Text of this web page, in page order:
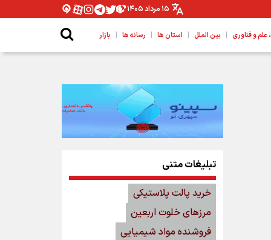
۱۵ مرداد ۱۴۰۵
و فناوری | بین الملل | استان ها | رسانه ها | بازار
تبلیغات متنی
خرید پالت پلاستیکی
مرزهای خلوت اربعین
فروشنده مواد شیمیایی